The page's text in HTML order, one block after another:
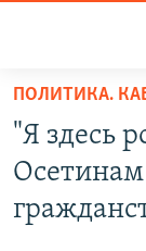
доступа
Вернуться
основному
ПРОГРАММЫ
ПОДКАСТЫ
АВТОРСКИЕ
ПОЛИТИКА.
"Я здесь